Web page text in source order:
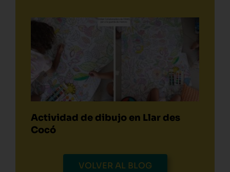
Actividad de dibujo en Llar des
Cocó
VOLVER AL BLOG